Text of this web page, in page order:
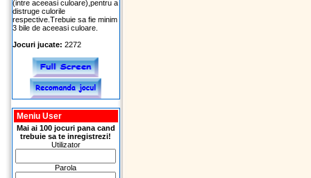
(intre aceeasi culoare),pentru a
distruge culorile
respective.Trebuie sa fie minim
3 bile de aceeasi culoare.
Jocuri jucate: 2272
Meniu User
Mai ai 100 jocuri pana cand
trebuie sa te inregistrezi!
Utilizator
Parola